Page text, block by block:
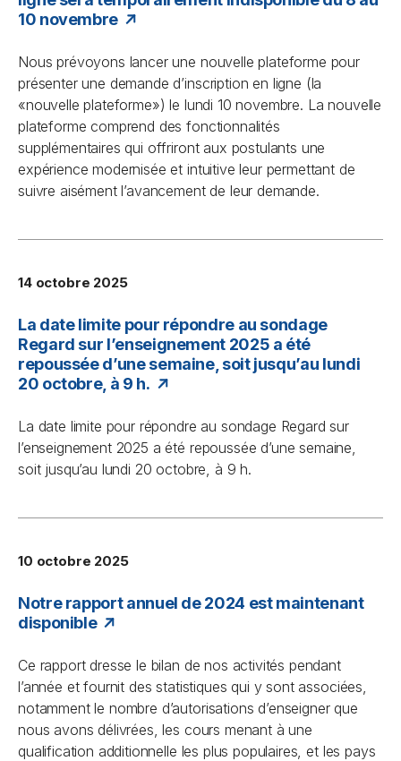
10 novembre
Nous prévoyons lancer une nouvelle plateforme pour
présenter une demande d’inscription en ligne (la
«nouvelle plateforme») le lundi 10 novembre. La nouvelle
plateforme comprend des fonctionnalités
supplémentaires qui offriront aux postulants une
expérience modernisée et intuitive leur permettant de
suivre aisément l’avancement de leur demande.
14 octobre 2025
La date limite pour répondre au sondage
Regard sur l’enseignement 2025 a été
repoussée d’une semaine, soit jusqu’au lundi
20 octobre, à 9 h.
La date limite pour répondre au sondage Regard sur
l’enseignement2025 a été repoussée d’une semaine,
soit jusqu’au lundi 20 octobre, à 9 h.
10 octobre 2025
Notre rapport annuel de 2024 est maintenant
disponible
Ce rapport dresse le bilan de nos activités pendant
l’année et fournit des statistiques qui y sont associées,
notamment le nombre d’autorisations d’enseigner que
nous avons délivrées, les cours menant à une
qualification additionnelle les plus populaires, et les pays